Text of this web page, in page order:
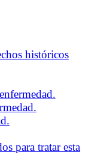
históricos
para tratar esta